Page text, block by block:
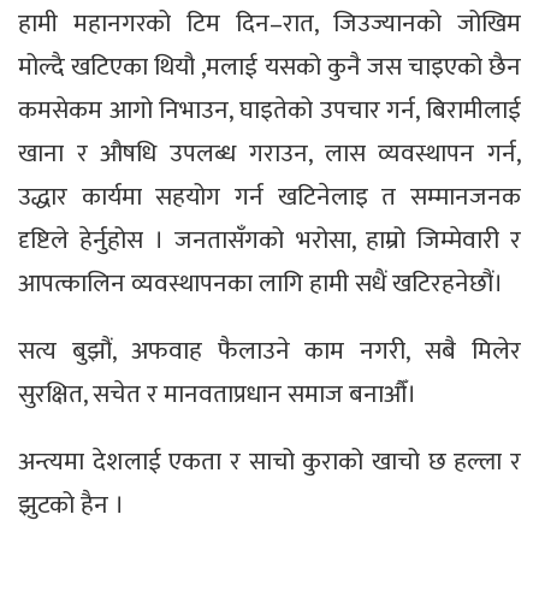
हामी महानगरको टिम दिन–रात, जिउज्यानको जोखिम
मोल्दै खटिएका थियौ ,मलाई यसको कुनै जस चाइएको छैन
कमसेकम आगो निभाउन, घाइतेको उपचार गर्न, बिरामीलाई
खाना र औषधि उपलब्ध गराउन, लास व्यवस्थापन गर्न,
उद्धार कार्यमा सहयोग गर्न खटिनेलाइ त सम्मानजनक
दृष्टिले हेर्नुहोस । जनतासँगको भरोसा, हाम्रो जिम्मेवारी र
आपत्कालिन व्यवस्थापनका लागि हामी सधैं खटिरहनेछौं।
सत्य बुझौं, अफवाह फैलाउने काम नगरी, सबै मिलेर
सुरक्षित, सचेत र मानवताप्रधान समाज बनाऔँ।
अन्त्यमा देशलाई एकता र साचो कुराको खाचो छ हल्ला र
झुटको हैन ।